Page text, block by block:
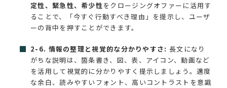
定性、緊急性、希少性をクロージングオファーに活用す
ることで、「今すぐ行動すべき理由」を提示し、ユーザ
ーの背中を押すことができます。
2-6. 情報の整理と視覚的な分かりやすさ: 長文になり
がちな説明は、箇条書き、図、表、アイコン、動画など
を活用して視覚的に分かりやすく提示しましょう。適度
な余白、読みやすいフォント、高いコントラストを意識